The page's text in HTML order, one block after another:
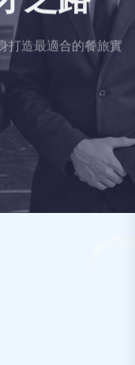
助您實現飯店專
準的實務經驗。
藍圖。
打造最適合的餐旅實
助您實現飯店專
準的實務經驗。
藍圖。